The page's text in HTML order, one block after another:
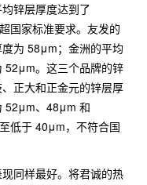
锌层厚度达到了
国家标准要求。友发的
为 58μm；金洲的平均
52μm。这三个品牌的锌
正大和正金元的锌层厚
52μm、48μm 和
低于 40μm，不符合国
同样最好。将君诚的热